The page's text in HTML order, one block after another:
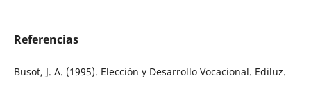
Referencias
Busot, J. A. (1995). Elección y Desarrollo Vocacional. Ediluz.